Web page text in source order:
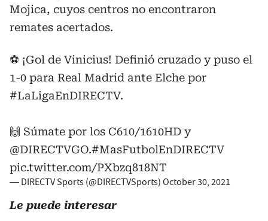
Mojica, cuyos centros no encontraron
remates acertados.
⚽️ ¡Gol de Vinicius! Definió cruzado y puso el
1-0 para Real Madrid ante Elche por
#LaLigaEnDIRECTV.
🙌 Súmate por los C610/1610HD y
@DIRECTVGO.#MasFutbolEnDIRECTV
pic.twitter.com/PXbzq818NT
— DIRECTV Sports (@DIRECTVSports) October 30, 2021
Le puede interesar